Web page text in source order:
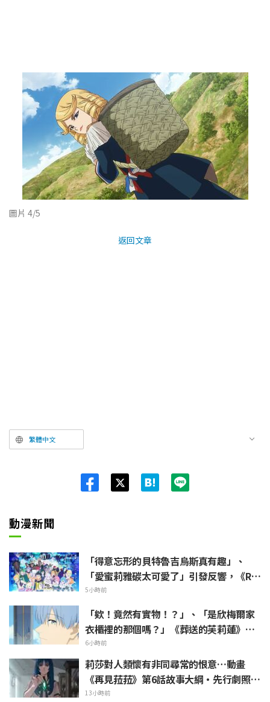
圖片 4/5
返回文章
繁體中文
動漫新聞
「得意忘形的貝特魯吉烏斯真有趣」、
「愛蜜莉雅碳太可愛了」引發反響，《Re:
Zero》動畫10周年紀念活動視覺圖解禁
5小時前
「欸！竟然有實物！？」、「是欣梅爾家
衣櫃裡的那個嗎？」《葬送的芙莉蓮》第1
集登場的「暗黑龍的角」公開引發粉絲驚
愕
6小時前
莉莎對人類懷有非同尋常的恨意…動畫
《再見菈菈》第6話故事大綱・先行劇照公
開
13小時前